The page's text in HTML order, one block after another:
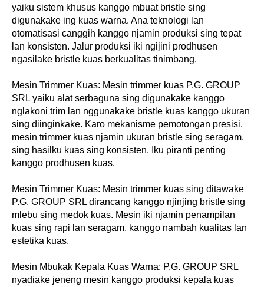
yaiku sistem khusus kanggo mbuat bristle sing
digunakake ing kuas warna. Ana teknologi lan
otomatisasi canggih kanggo njamin produksi sing tepat
lan konsisten. Jalur produksi iki ngijini prodhusen
ngasilake bristle kuas berkualitas tinimbang.
Mesin Trimmer Kuas: Mesin trimmer kuas P.G. GROUP
SRL yaiku alat serbaguna sing digunakake kanggo
nglakoni trim lan nggunakake bristle kuas kanggo ukuran
sing diinginkake. Karo mekanisme pemotongan presisi,
mesin trimmer kuas njamin ukuran bristle sing seragam,
sing hasilku kuas sing konsisten. Iku piranti penting
kanggo prodhusen kuas.
Mesin Trimmer Kuas: Mesin trimmer kuas sing ditawake
P.G. GROUP SRL dirancang kanggo njinjing bristle sing
mlebu sing medok kuas. Mesin iki njamin penampilan
kuas sing rapi lan seragam, kanggo nambah kualitas lan
estetika kuas.
Mesin Mbukak Kepala Kuas Warna: P.G. GROUP SRL
nyadiake jeneng mesin kanggo produksi kepala kuas